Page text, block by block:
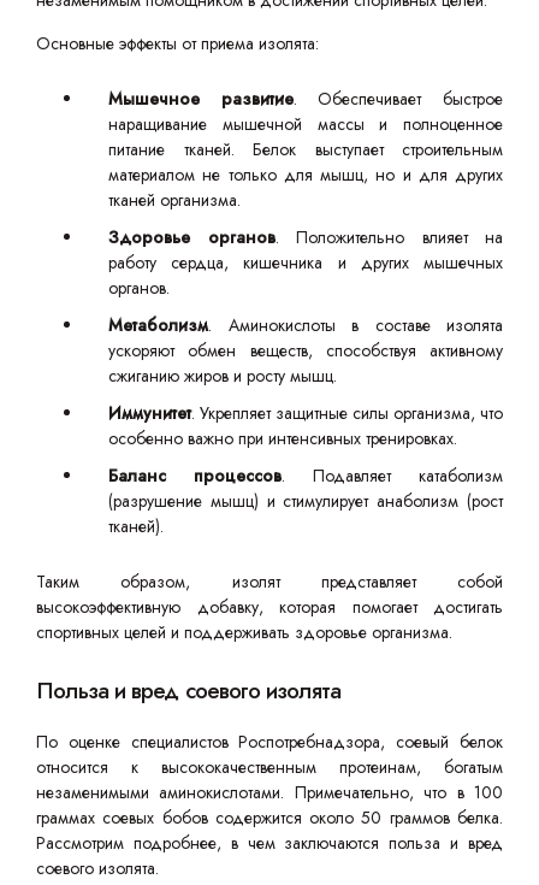
Основные эффекты от приема изолята:
Мышечное развитие. Обеспечивает быстрое
наращивание мышечной массы и полноценное
питание тканей. Белок выступает строительным
материалом не только для мышц, но и для других
тканей организма.
Здоровье органов. Положительно влияет на
работу сердца, кишечника и других мышечных
органов.
Метаболизм. Аминокислоты в составе изолята
ускоряют обмен веществ, способствуя активному
сжиганию жиров и росту мышц.
Иммунитет. Укрепляет защитные силы организма, что
особенно важно при интенсивных тренировках.
Баланс процессов. Подавляет катаболизм
(разрушение мышц) и стимулирует анаболизм (рост
тканей).
Таким образом, изолят представляет собой
высокоэффективную добавку, которая помогает достигать
спортивных целей и поддерживать здоровье организма.
Польза и вред соевого изолята
По оценке специалистов Роспотребнадзора, соевый белок
относится к высококачественным протеинам, богатым
незаменимыми аминокислотами. Примечательно, что в 100
граммах соевых бобов содержится около 50 граммов белка.
Рассмотрим подробнее, в чем заключаются польза и вред
соевого изолята.